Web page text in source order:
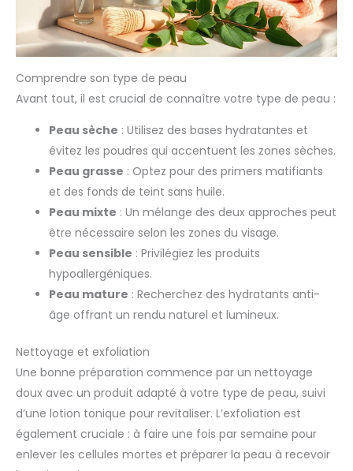
Comprendre son type de peau
Avant tout, il est crucial de connaître votre type de peau :
Peau sèche : Utilisez des bases hydratantes et
évitez les poudres qui accentuent les zones sèches.
Peau grasse : Optez pour des primers matifiants
et des fonds de teint sans huile.
Peau mixte : Un mélange des deux approches peut
être nécessaire selon les zones du visage.
Peau sensible : Privilégiez les produits
hypoallergéniques.
Peau mature : Recherchez des hydratants anti-
âge offrant un rendu naturel et lumineux.
Nettoyage et exfoliation
Une bonne préparation commence par un nettoyage
doux avec un produit adapté à votre type de peau, suivi
d’une lotion tonique pour revitaliser. L’exfoliation est
également cruciale : à faire une fois par semaine pour
enlever les cellules mortes et préparer la peau à recevoir